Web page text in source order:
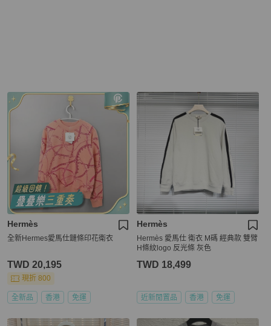
Hermès
全新Hermes愛馬仕鏈條印花衛衣
TWD 20,195
現折 800
全新品 香港 免運
Hermès
Hermès 愛馬仕 衛衣 M碼 經典款 雙臂
H條紋logo 反光條 灰色
TWD 18,499
近新閒置品 香港 免運